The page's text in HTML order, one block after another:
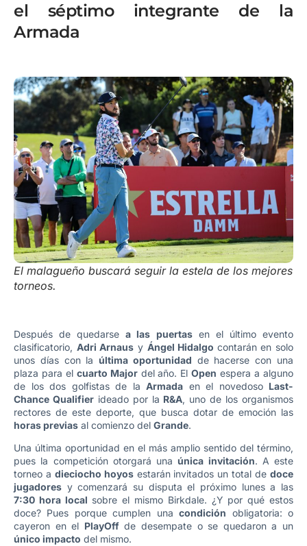
el séptimo integrante de la
Armada
El malagueño buscará seguir la estela de los mejores
torneos.
Después de quedarsea las puertasen el último evento
clasificatorio, Adri Arnaus y Ángel Hidalgo contarán en solo
unos días con la última oportunidad de hacerse con una
plaza para el cuarto Majordel año. ElOpen espera a alguno
de los dos golfistas de la Armada en el novedoso Last-
Chance Qualifierideado por la R&A, uno de los organismos
rectores de este deporte, que busca dotar de emoción las
horas previas al comienzo del Grande.
Una última oportunidad en el más amplio sentido del término,
pues la competición otorgará una única invitación. A este
torneo a dieciocho hoyosestarán invitados un total dedoce
jugadores y comenzará su disputa el próximo lunes a las
7:30 hora local sobre el mismo Birkdale. ¿Y por qué estos
doce? Pues porque cumplen unacondición obligatoria: o
cayeron en el PlayOffde desempate o se quedaron a un
único impacto del mismo.